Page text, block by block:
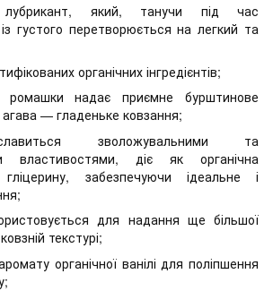
лубрикант, який, танучи під час
густого перетворюється на легкий та
органічних інгредієнтів;
ромашки надає приємне бурштинове
— гладеньке ковзання;
зволожувальними та
властивостями, діє як органічна
гліцерину, забезпечуючи ідеальне і
для надання ще більшої
текстурі;
органічної ванілі для поліпшення